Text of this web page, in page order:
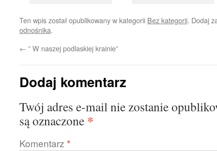
Ten wpis został opublikowany w kategorii Bez kategorii. Dodaj
odnośnika.
← ” W naszej podlaskiej krainie”
Dodaj komentarz
Twój adres e-mail nie zostanie
są oznaczone *
Komentarz *